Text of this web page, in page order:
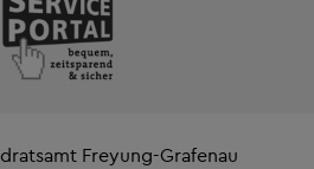
Freyung-Grafenau